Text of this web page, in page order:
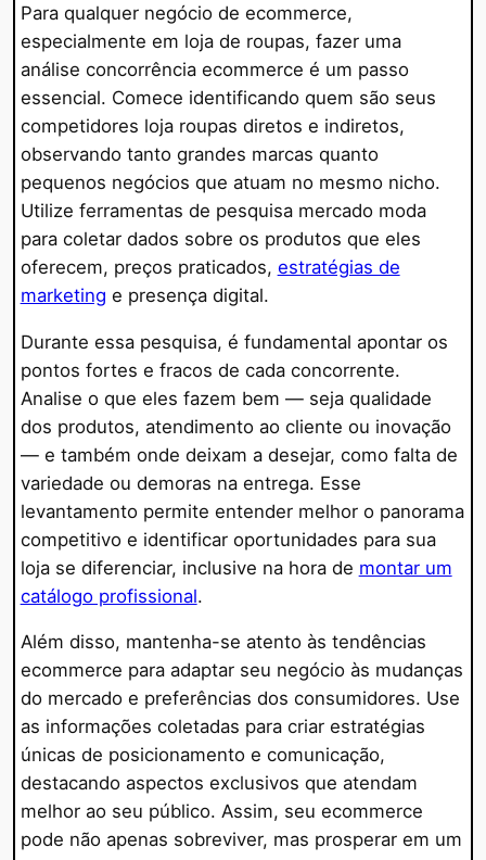
Para qualquer negócio de ecommerce,
especialmente em loja de roupas, fazer uma
análise concorrência ecommerce é um passo
essencial. Comece identificando quem são seus
competidores loja roupas diretos e indiretos,
observando tanto grandes marcas quanto
pequenos negócios que atuam no mesmo nicho.
Utilize ferramentas de pesquisa mercado moda
para coletar dados sobre os produtos que eles
oferecem, preços praticados, estratégias de
marketing e presença digital.
Durante essa pesquisa, é fundamental apontar os
pontos fortes e fracos de cada concorrente.
Analise o que eles fazem bem — seja qualidade
dos produtos, atendimento ao cliente ou inovação
— e também onde deixam a desejar, como falta de
variedade ou demoras na entrega. Esse
levantamento permite entender melhor o panorama
competitivo e identificar oportunidades para sua
loja se diferenciar, inclusive na hora de montar um
catálogo profissional.
Além disso, mantenha-se atento às tendências
ecommerce para adaptar seu negócio às mudanças
do mercado e preferências dos consumidores. Use
as informações coletadas para criar estratégias
únicas de posicionamento e comunicação,
destacando aspectos exclusivos que atendam
melhor ao seu público. Assim, seu ecommerce
pode não apenas sobreviver, mas prosperar em um